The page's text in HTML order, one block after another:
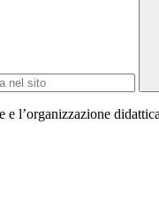
e l’organizzazione